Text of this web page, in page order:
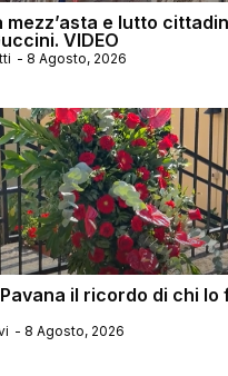
mezz’asta e lutto
VIDEO
- 8 Agosto, 2026
il ricordo di chi lo
- 8 Agosto, 2026